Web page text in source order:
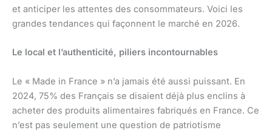
et anticiper les attentes des consommateurs. Voici les
grandes tendances qui façonnent le marché en 2026.
Le local et l’authenticité, piliers incontournables
Le « Made in France » n’a jamais été aussi puissant. En
2024, 75% des Français se disaient déjà plus enclins à
acheter des produits alimentaires fabriqués en France. Ce
n’est pas seulement une question de patriotisme